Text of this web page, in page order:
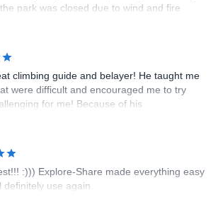
- so you’re in great hands.
park was closed due to wind and fire
another amazing location (Pic de
pick-up and hotel drop off, which I
The multi-pitch route we did was not only
amount of challenge, which I thoroughly
from the team (Gauthier) was
recommend!
climbing guide and belayer! He taught me
were difficult and encouraged me to try
for me! Because of his
to complete these routes! I really
perfect, no direct sun and cool enough to
Share made booking an outdoor
in Lisbon extremely easy. Luis, our guide,
platform’s organization was flawless.
:))) Explore-Share made everything easy
use again.